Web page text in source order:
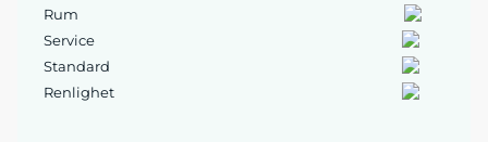
Rum
Service
Standard
Renlighet